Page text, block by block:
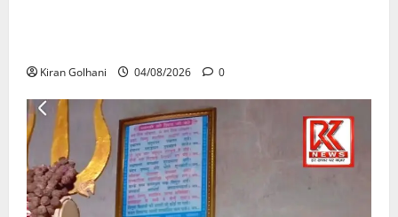
Kiran Golhani 04/08/2026 0